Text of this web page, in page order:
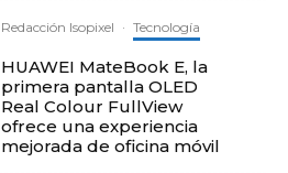
Redacción Isopixel · Tecnología
HUAWEI MateBook E, la
primera pantalla OLED
Real Colour FullView
ofrece una experiencia
mejorada de oficina móvil